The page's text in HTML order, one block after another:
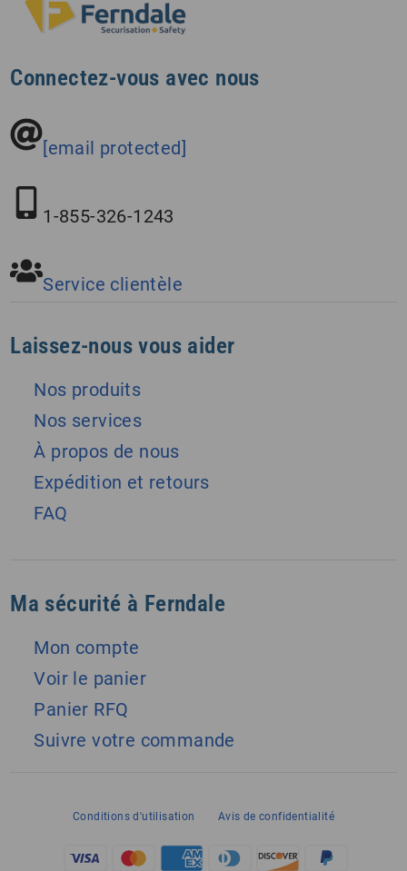
Connectez-vous avec nous
[email protected]
1-855-326-1243
Service clientèle
Laissez-nous vous aider
Nos produits
Nos services
À propos de nous
Expédition et retours
FAQ
Ma sécurité à Ferndale
Mon compte
Voir le panier
Panier RFQ
Suivre votre commande
Conditions d'utilisation Avis de confidentialité